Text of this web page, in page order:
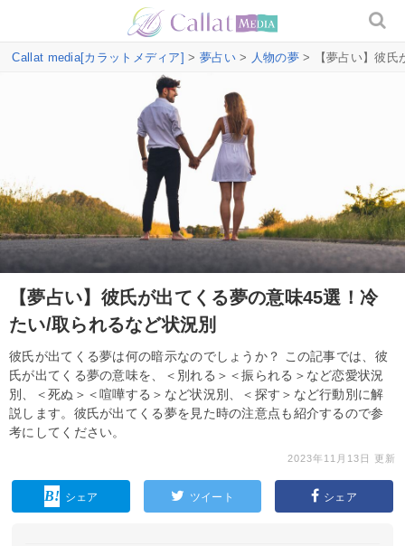
Callat media[カラットメディア] > 夢占い> 人物の夢> 【夢占い】彼氏
【夢占い】彼氏が出てくる夢の意味45選！冷
たい/取られるなど状況別
彼氏が出てくる夢は何の暗示なのでしょうか？ この記事では、彼
氏が出てくる夢の意味を、＜別れる＞＜振られる＞など恋愛状況
別、＜死ぬ＞＜喧嘩する＞など状況別、＜探す＞など行動別に解
説します。彼氏が出てくる夢を見た時の注意点も紹介するので参
考にしてください。
2023年11月13日 更新
シェア ツイート シェア